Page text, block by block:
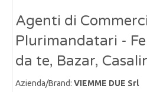
Agenti di
Plurimandatari -
da te, Bazar,
Azienda/Brand: VIEMME DUE Srl